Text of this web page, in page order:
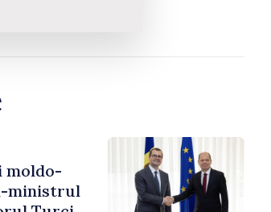
moldo-
ministrul